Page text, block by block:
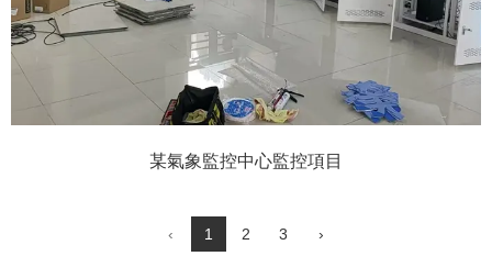
某氣象監控中心監控項目
‹ 1 2 3 ›